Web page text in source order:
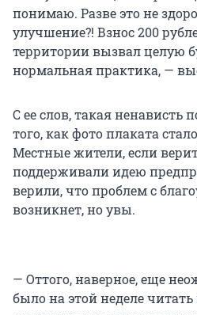
понимаю. Разве это не
улучшение?! Взнос 200
территории вызвал целую
нормальная практика, —
С ее слов, такая ненависть
того, как фото плаката
Местные жители, если
поддерживали идею
верили, что проблем с
возникнет, но увы.
— Оттого, наверное, еще
было на этой неделе